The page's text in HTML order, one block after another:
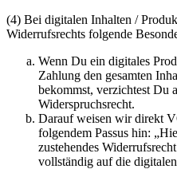
(4) Bei digitalen Inhalten /
Widerrufsrechts folgende
Wenn Du ein digitales
Zahlung den gesamten
bekommst, verzichtest Du
Widerspruchsrecht.
Darauf weisen wir direkt
folgendem Passus hin:
zustehendes
vollständig auf die